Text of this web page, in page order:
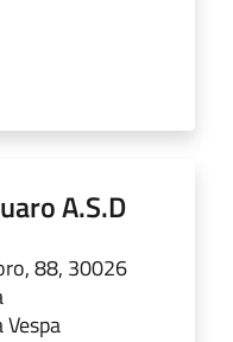
A.S.D
88, 30026